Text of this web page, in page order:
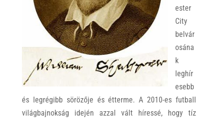
ester
City
belvár
osána
k
leghír
esebb
és legrégibb sörözője és étterme. A 2010-es futball
világbajnokság idején azzal vált híressé, hogy tíz